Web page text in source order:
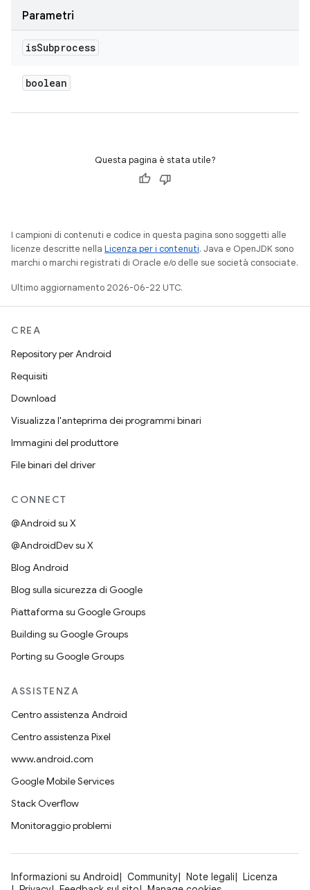
Parametri
isSubprocess
boolean
Questa pagina è stata utile?
I campioni di contenuti e codice in questa pagina sono soggetti alle
licenze descritte nella Licenza per i contenuti. Java e OpenJDK sono
marchi o marchi registrati di Oracle e/o delle sue società consociate.
Ultimo aggiornamento 2026-06-22 UTC.
CREA
Repository per Android
Requisiti
Download
Visualizza l'anteprima dei programmi binari
Immagini del produttore
File binari del driver
CONNECT
@Android su X
@AndroidDev su X
Blog Android
Blog sulla sicurezza di Google
Piattaforma su Google Groups
Building su Google Groups
Porting su Google Groups
ASSISTENZA
Centro assistenza Android
Centro assistenza Pixel
www.android.com
Google Mobile Services
Stack Overflow
Monitoraggio problemi
Informazioni su Android Community Note legali
Licenza